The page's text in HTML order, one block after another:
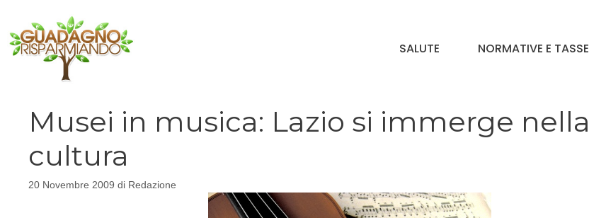
contenuto
SALUTE NORMATIVE E TASSE
Musei in musica: Lazio si immerge nella
cultura
20 Novembre 2009 di Redazione